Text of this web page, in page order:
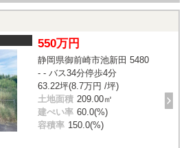
550万円
静岡県御前崎市池新田 5480
- - バス34分停歩4分
63.22坪(8.7万円 /坪)
土地面積 209.00㎡
建ぺい率 60.0(%)
容積率 150.0(%)